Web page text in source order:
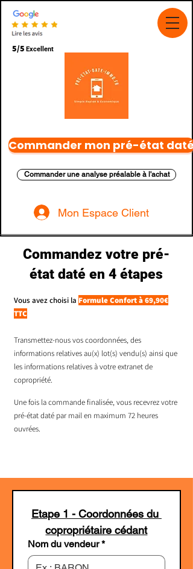
5/5 Excellent
Commander mon pré-état daté
Commander une analyse préalable à l'achat
Mon Espace Client
Commandez votre pré-
état daté en 4 étapes
Vous avez choisi la Formule Confort à 69,90€
TTC
Transmettez-nous vos coordonnées, des
informations relatives au(x) lot(s) vendu(s) ainsi que
les informations relatives à votre extranet de
copropriété.
Une fois la commande finalisée, vous recevrez votre
pré-état daté par mail en maximum 72 heures
ouvrées.
Etape 1 - Coordonnées du
copropriétaire cédant
Nom du vendeur *